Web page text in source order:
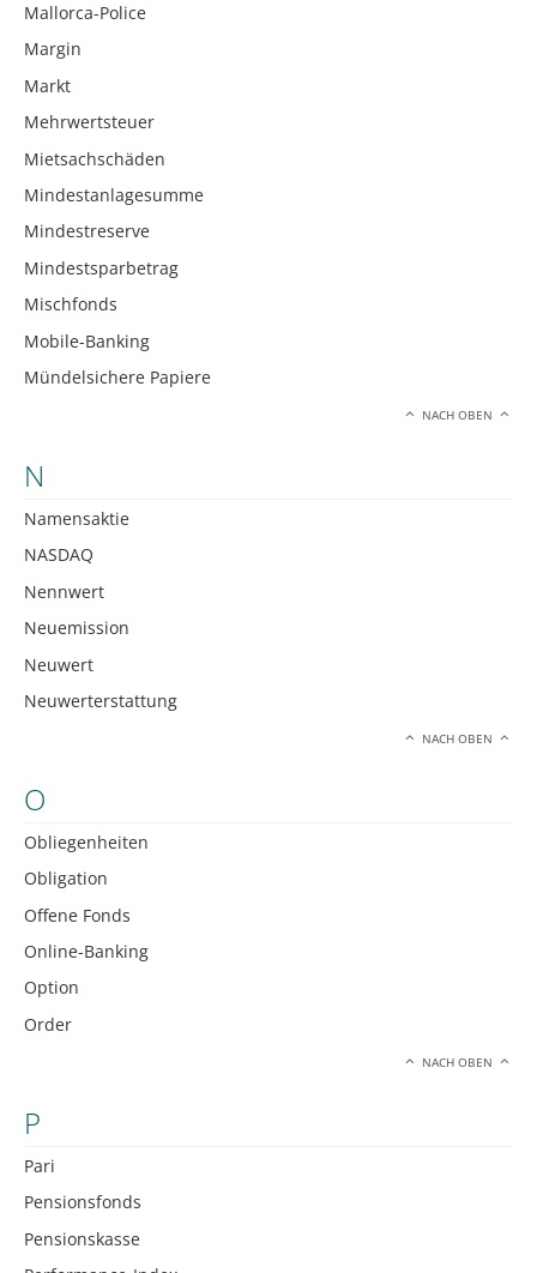
Mallorca-Police
Margin
Markt
Mehrwertsteuer
Mietsachschäden
Mindestanlagesumme
Mindestreserve
Mindestsparbetrag
Mischfonds
Mobile-Banking
Mündelsichere Papiere
NACH OBEN
N
Namensaktie
NASDAQ
Nennwert
Neuemission
Neuwert
Neuwerterstattung
NACH OBEN
O
Obliegenheiten
Obligation
Offene Fonds
Online-Banking
Option
Order
NACH OBEN
P
Pari
Pensionsfonds
Pensionskasse